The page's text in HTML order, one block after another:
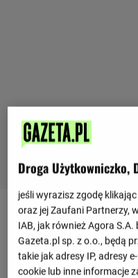
Azerbejdżan
Droga Użytkowniczko,
jeśli wyrazisz zgodę
oraz jej Zaufani Partnerzy,
IAB, jak również Agora
Gazeta.pl sp. z o.o., będą
takie jak adresy IP, adresy
cookie lub inne informacje